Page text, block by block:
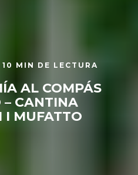
10 MIN DE LECTURA
AL COMPÁS
– CANTINA
I MUFATTO